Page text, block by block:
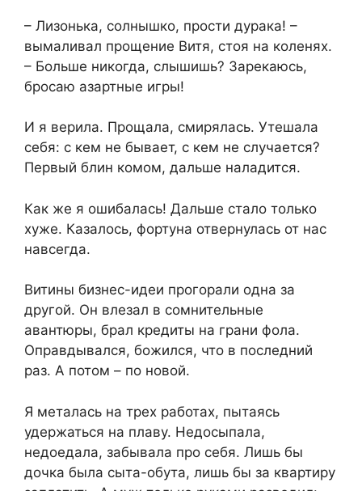
– Лизонька, солнышко, прости дурака! –
вымаливал прощение Витя, стоя на коленях.
– Больше никогда, слышишь? Зарекаюсь,
бросаю азартные игры!
И я верила. Прощала, смирялась. Утешала
себя: с кем не бывает, с кем не случается?
Первый блин комом, дальше наладится.
Как же я ошибалась! Дальше стало только
хуже. Казалось, фортуна отвернулась от нас
навсегда.
Витины бизнес-идеи прогорали одна за
другой. Он влезал в сомнительные
авантюры, брал кредиты на грани фола.
Оправдывался, божился, что в последний
раз. А потом – по новой.
Я металась на трех работах, пытаясь
удержаться на плаву. Недосыпала,
недоедала, забывала про себя. Лишь бы
дочка была сыта-обута, лишь бы за квартиру